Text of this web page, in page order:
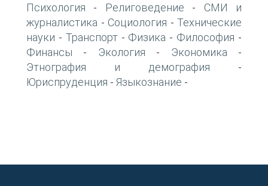
Психология - Религоведение - СМИ и
журналистика - Социология - Технические
науки - Транспорт- Физика - Философия -
Финансы - Экология - Экономика -
Этнография и демография -
Юриспруденция - Языкознание -